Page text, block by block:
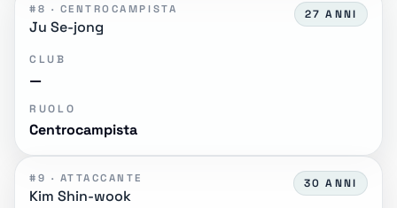
#8 · CENTROCAMPISTA
Ju Se-jong
27 ANNI
CLUB
—
RUOLO
Centrocampista
#9 · ATTACCANTE
Kim Shin-wook
30 ANNI